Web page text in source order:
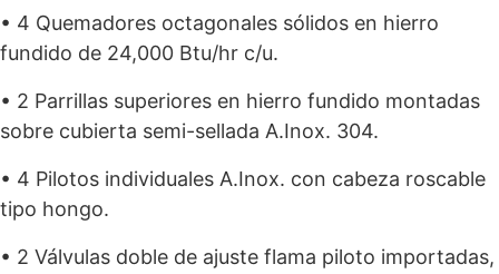
• 4 Quemadores octagonales sólidos en hierro
fundido de 24,000 Btu/hr c/u.
• 2 Parrillas superiores en hierro fundido montadas
sobre cubierta semi-sellada A.Inox. 304.
• 4 Pilotos individuales A.Inox. con cabeza roscable
tipo hongo.
• 2 Válvulas doble de ajuste flama piloto importadas,